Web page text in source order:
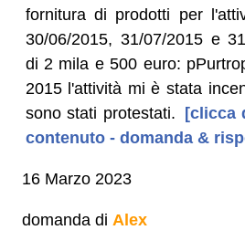
fornitura di prodotti per
30/06/2015, 31/07/2015 e
di 2 mila e 500 euro:
2015 l'attività mi è stata
sono stati protestati. [clicca
contenuto - domanda &
16 Marzo 2023
domanda di Alex